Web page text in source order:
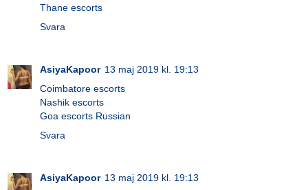
Thane escorts
Svara
AsiyaKapoor 13 maj 2019 kl. 19:13
Coimbatore escorts
Nashik escorts
Goa escorts Russian
Svara
AsiyaKapoor 13 maj 2019 kl. 19:13